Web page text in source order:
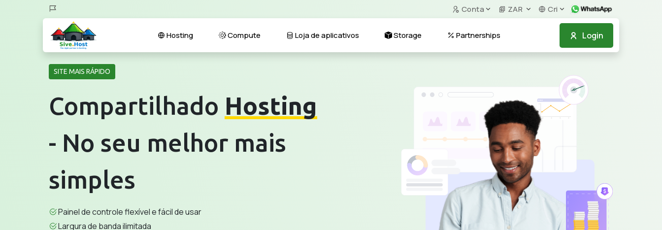
Conta ZAR Cri
Login
Hosting Compute Loja de aplicativos Storage Partnerships
SITE MAIS RÁPIDO
Compartilhado Hosting
- No seu melhor mais
simples
Painel de controle flexível e fácil de usar
Largura de banda ilimitada